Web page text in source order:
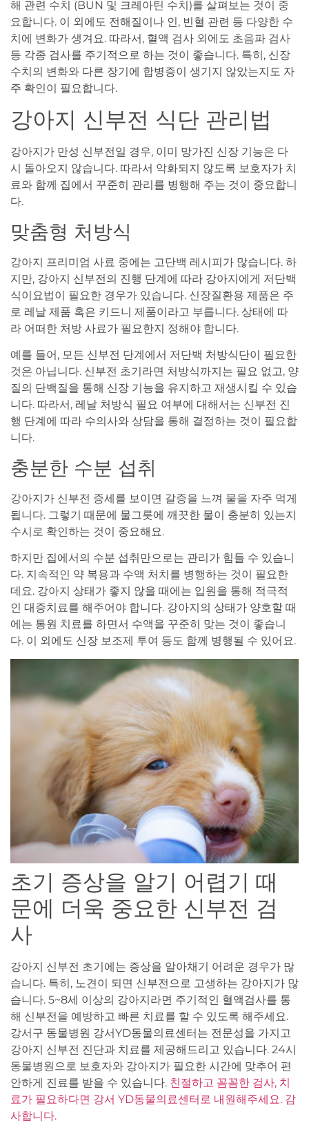
해 관련 수치 (BUN 및 크레아틴 수치)를 살펴보는 것이 중
요합니다. 이 외에도 전해질이나 인, 빈혈 관련 등 다양한 수
치에 변화가 생겨요. 따라서, 혈액 검사 외에도 초음파 검사
등 각종 검사를 주기적으로 하는 것이 좋습니다. 특히, 신장
수치의 변화와 다른 장기에 합병증이 생기지 않았는지도 자
주 확인이 필요합니다.
강아지 신부전 식단 관리법
강아지가 만성 신부전일 경우, 이미 망가진 신장 기능은 다
시 돌아오지 않습니다. 따라서 악화되지 않도록 보호자가 치
료와 함께 집에서 꾸준히 관리를 병행해 주는 것이 중요합니
다.
맞춤형 처방식
강아지 프리미엄 사료 중에는 고단백 레시피가 많습니다. 하
지만, 강아지 신부전의 진행 단계에 따라 강아지에게 저단백
식이요법이 필요한 경우가 있습니다. 신장질환용 제품은 주
로 레날 제품 혹은 키드니 제품이라고 부릅니다. 상태에 따
라 어떠한 처방 사료가 필요한지 정해야 합니다.
예를 들어, 모든 신부전 단계에서 저단백 처방식단이 필요한
것은 아닙니다. 신부전 초기라면 처방식까지는 필요 없고, 양
질의 단백질을 통해 신장 기능을 유지하고 재생시킬 수 있습
니다. 따라서, 레날 처방식 필요 여부에 대해서는 신부전 진
행 단계에 따라 수의사와 상담을 통해 결정하는 것이 필요합
니다.
충분한 수분 섭취
강아지가 신부전 증세를 보이면 갈증을 느껴 물을 자주 먹게
됩니다. 그렇기 때문에 물그릇에 깨끗한 물이 충분히 있는지
수시로 확인하는 것이 중요해요.
하지만 집에서의 수분 섭취만으로는 관리가 힘들 수 있습니
다. 지속적인 약 복용과 수액 처치를 병행하는 것이 필요한
데요. 강아지 상태가 좋지 않을 때에는 입원을 통해 적극적
인 대증치료를 해주어야 합니다. 강아지의 상태가 양호할 때
에는 통원 치료를 하면서 수액을 꾸준히 맞는 것이 좋습니
다. 이 외에도 신장 보조제 투여 등도 함께 병행될 수 있어요.
초기 증상을 알기 어렵기 때
문에 더욱 중요한 신부전 검
사
강아지 신부전 초기에는 증상을 알아채기 어려운 경우가 많
습니다. 특히, 노견이 되면 신부전으로 고생하는 강아지가 많
습니다. 5~8세 이상의 강아지라면 주기적인 혈액검사를 통
해 신부전을 예방하고 빠른 치료를 할 수 있도록 해주세요.
강서구 동물병원 강서YD동물의료센터는 전문성을 가지고
강아지 신부전 진단과 치료를 제공해드리고 있습니다. 24시
동물병원으로 보호자와 강아지가 필요한 시간에 맞추어 편
안하게 진료를 받을 수 있습니다. 친절하고 꼼꼼한 검사, 치
료가 필요하다면 강서 YD동물의료센터로 내원해주세요. 감
사합니다.